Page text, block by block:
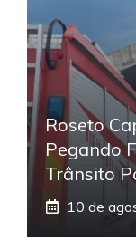
Roseto
Pegando
Trânsito
10 de